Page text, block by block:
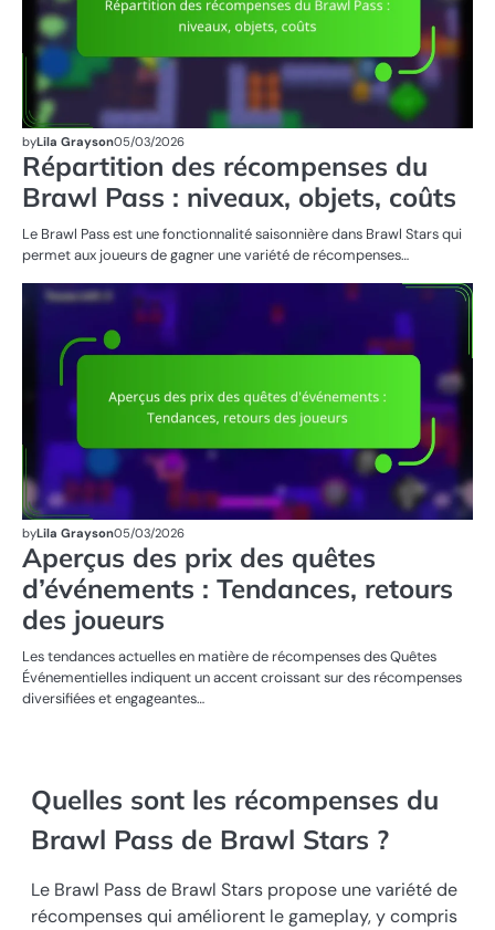
byLila Grayson05/03/2026
Répartition des récompenses du
Brawl Pass : niveaux, objets, coûts
Le Brawl Pass est une fonctionnalité saisonnière dans Brawl Stars qui
permet aux joueurs de gagner une variété de récompenses…
byLila Grayson05/03/2026
Aperçus des prix des quêtes
d’événements : Tendances, retours
des joueurs
Les tendances actuelles en matière de récompenses des Quêtes
Événementielles indiquent un accent croissant sur des récompenses
diversifiées et engageantes…
Quelles sont les récompenses du
Brawl Pass de Brawl Stars ?
Le Brawl Pass de Brawl Stars propose une variété de
récompenses qui améliorent le gameplay, y compris